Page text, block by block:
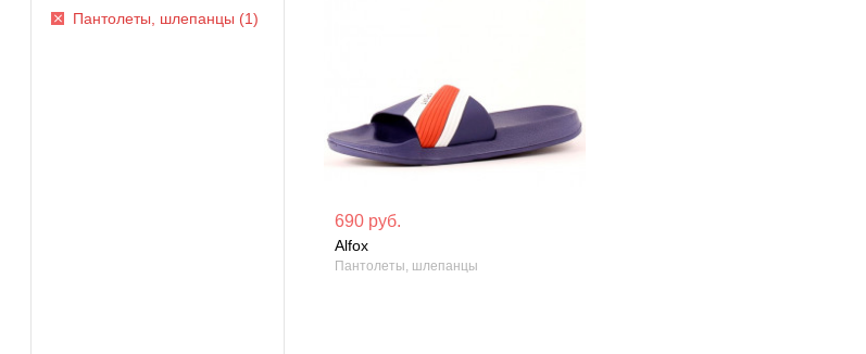
Пантолеты, шлепанцы (1)
690 руб.
Alfox
Пантолеты, шлепанцы